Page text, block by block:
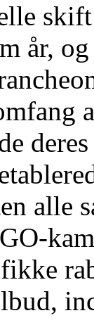
år,
alle